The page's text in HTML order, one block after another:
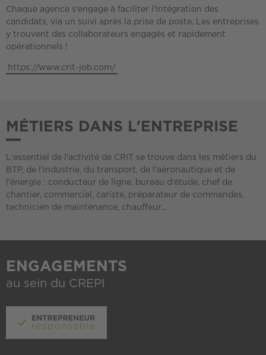
Chaque agence s'engage à faciliter l'intégration des
candidats, via un suivi après la prise de poste. Les entreprises
y trouvent des collaborateurs engagés et rapidement
opérationnels !
https://www.crit-job.com/
MÉTIERS DANS L'ENTREPRISE
L'essentiel de l'activité de CRIT se trouve dans les métiers du
BTP, de l'industrie, du transport, de l'aéronautique et de
l'énergie : conducteur de ligne, bureau d'étude, chef de
chantier, commercial, cariste, préparateur de commandes,
technicien de maintenance, chauffeur…
ENGAGEMENTS
au sein du CREPI